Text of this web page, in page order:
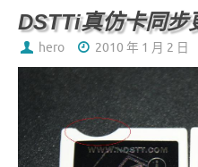
o
o
k
r
DSTTi真仿卡同步
hero 2010 年 1 月 2 日